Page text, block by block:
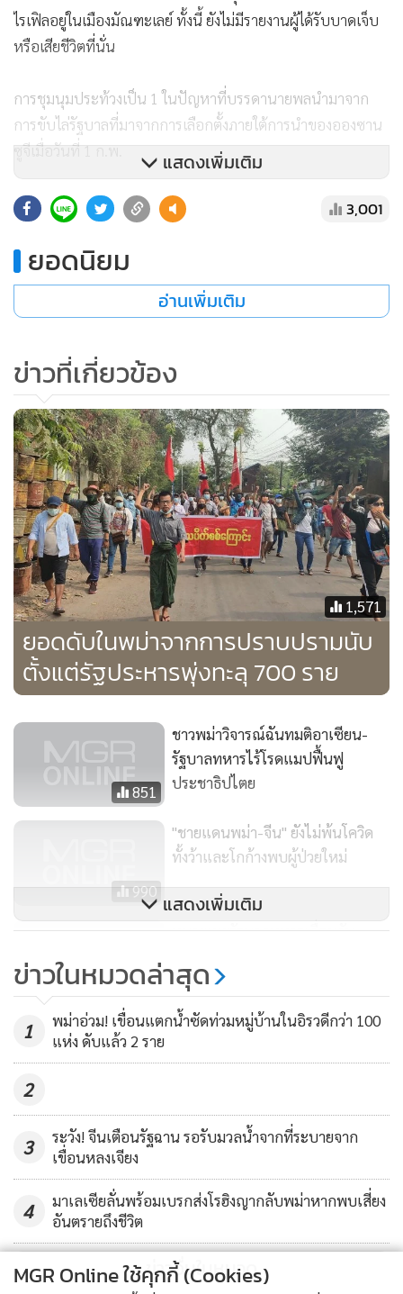
ไรเฟิลอยู่ในเมืองมัณฑะเลย์ ทั้งนี้ ยังไม่มีรายงานผู้ได้รับบาดเจ็บ
หรือเสียชีวิตที่นั่น
การชุมนุมประท้วงเป็น 1 ในปัญหาที่บรรดานายพลนำมาจาก
การขับไล่รัฐบาลที่มาจากการเลือกตั้งภายใต้การนำของอองซาน
ซูจีเมื่อวันที่ 1 ก.พ.
สงครามกับกลุ่มติดอาวุธชนกลุ่มน้อยชาติพันธุ์ในพื้นที่ชายแดนที่
อยู่ห่างไกลทางตอนเหนือและตะวันออกของประเทศทวีความ
รุนแรงขึ้นในช่วง 3 เดือนที่ผ่านมา ประชาชนหลายหมื่นคนกลาย
เป้นผู้พลัดถิ่น ตามการประเมินของสหประชาชาติ
ได้รายงานว่ามีเหตุระเบิดเกิดขึ้นอย่างน้อย 11 ครั้งในช่วง 36
ชั่วโมงที่ผ่านมา ซึ่งส่วนใหญ่เกิดขึ้นในนครย่างกุ้ง มีความเสียหาย
เกิดขึ้นบางส่วนแต่ไม่มีผู้ได้รับบาดเจ็บหรือเสียชีวิต และยังไม่มีผู้
อ้างความรับผิดชอบ
“ผู้ก่อจลาจลบางคนที่ไม่ต้องการเสถียรภาพได้ขว้างปาและวาง
ระเบิดที่ทำขึ้นเองกับสถานที่ราชการและตามถนนสาธารณะ” ผู้
ประกาศข่าวระบุ
สื่อท้องถิ่นได้รายงานว่า เกิดระเบิดขึ้นที่ด้านนอกอาคารตำรวจ
ในย่างกุ้งในเช้าวันอาทิตย์ ยานพาหนะถูกไฟไหม้เสียหาย แต่ไม่มี
ข้อมูลผู้ได้รับบาดเจ็บหรือเสียชีวิต
ในเวลาต่อมา มีรายงานว่ามีเหตุระเบิดเกิดขึ้นในพื้นที่อีกแห่ง
หนึ่งของเมือง ขณะที่เว็บไซต์ข่าวในรัฐชานรายงานว่าเกิดเหตุ
ระเบิดนอกบ้านของนักธุรกิจดัง
สมาคมช่วยเหลือนักโทษการเมือง ระบุว่า กองกำลังความมั่นคง
ได้สังหารผู้ชุมนุมประท้วงไปอย่างน้อย 759 คน นับตั้งแต่การ
รัฐประหาร แต่รอยเตอร์ไม่สามรถยืนยันยอดผู้เสียชีวิตได้.
แสดงเพิ่มเติม
3,001
ยอดนิยม
อ่านเพิ่มเติม
ข่าวที่เกี่ยวข้อง
1,571
ยอดดับในพม่าจากการปราบปรามนับ
ตั้งแต่รัฐประหารพุ่งทะลุ 700 ราย
851
ชาวพม่าวิจารณ์ฉันทมติอาเซียน-
รัฐบาลทหารไร้โรดแมปฟื้นฟู
ประชาธิปไตย
990
"ชายแดนพม่า-จีน" ยังไม่พ้นโควิด
ทั้งว้าและโกก้างพบผู้ป่วยใหม่
163
ทนายเผยรัฐบาลทหารเลื่อนวัน
ตำรวจเตะถ่วงคำร้องขอเยี่ยมซูจีไม่
คืบ
แสดงเพิ่มเติม
ข่าวในหมวดล่าสุด
1
พม่าอ่วม! เขื่อนแตกน้ำซัดท่วมหมู่บ้านในอิรวดีกว่า 100
แห่ง ดับแล้ว 2 ราย
2
3
ระวัง! จีนเตือนรัฐฉาน รอรับมวลน้ำจากที่ระบายจาก
เขื่อนหลงเจียง
4
มาเลเซียลั่นพร้อมเบรกส่งโรฮิงญากลับพม่าหากพบเสี่ยง
อันตรายถึงชีวิต
ข่าวอื่นในหมวด
MGR Online ใช้คุกกี้ (Cookies)